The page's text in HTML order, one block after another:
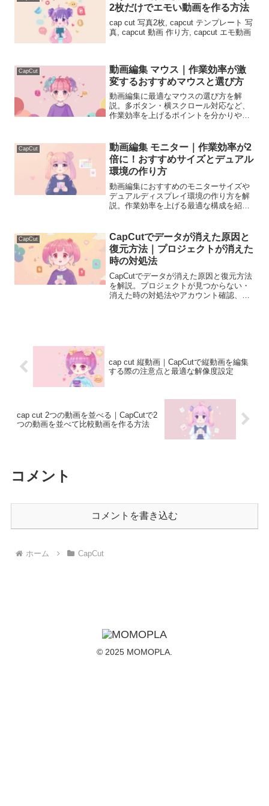
2枚だけでエモい動画を作る方法
cap cut 写真2枚, capcut テンプレート 写
真, capcut 動画 作り方, capcut エモ動画
CapCut
動画編集 マウス｜作業効率が激
変するおすすめマウスと選び方
動画編集に最適なマウスの選び方を解
説。多ボタン・横スクロール対応など、
作業効率を上げるポイントを分かりやす
CapCut
動画編集 モニター｜作業効率が2
倍に！おすすめサイズとデュアル
環境の作り方
動画編集におすすめのモニターサイズや
デュアルディスプレイ環境の作り方を解
説。作業効率を上げる最適な構成を紹介
CapCut
CapCutでデータが消えた原因と
復元方法｜プロジェクトが消えた
時の対処法
CapCutでデータが消えた原因と復元方法
を解説。プロジェクトが見つからない・
消えた時の対処法やアカウント確認、バ
cap cut 縦動画｜CapCutで縦動画を編集
する際の注意点と最適な解像度設定
cap cut 2つの動画を並べる｜CapCutで2
つの動画を並べて比較動画を作る方法
コメント
コメントを書き込む
ホーム CapCut
© 2025 MOMOPLA.